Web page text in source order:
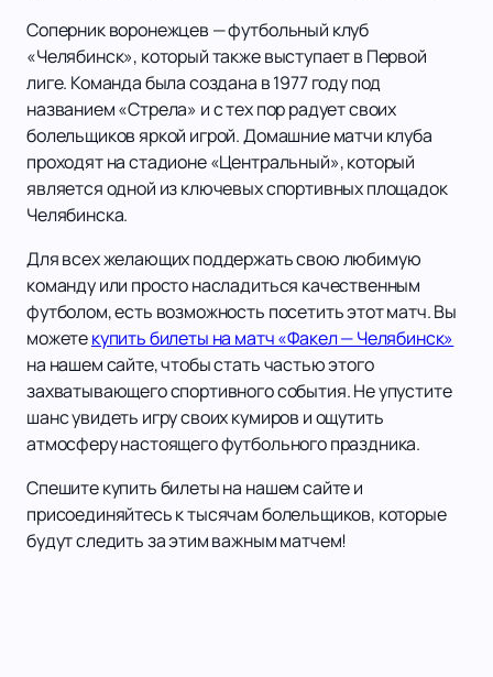
Соперник воронежцев — футбольный клуб
«Челябинск», который также выступает в Первой
лиге. Команда была создана в 1977 году под
названием «Стрела» и с тех пор радует своих
болельщиков яркой игрой. Домашние матчи клуба
проходят на стадионе «Центральный», который
является одной из ключевых спортивных площадок
Челябинска.
Для всех желающих поддержать свою любимую
команду или просто насладиться качественным
футболом, есть возможность посетить этот матч. Вы
можетекупить билеты на матч «Факел — Челябинск»
на нашем сайте, чтобы стать частью этого
захватывающего спортивного события. Не упустите
шанс увидеть игру своих кумиров и ощутить
атмосферу настоящего футбольного праздника.
Спешите купить билеты на нашем сайте и
присоединяйтесь к тысячам болельщиков, которые
будут следить за этим важным матчем!